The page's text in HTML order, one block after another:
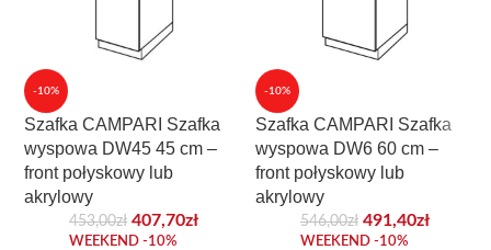
-10%
Szafka CAMPARI Szafka
wyspowa DW45 45 cm –
front połyskowy lub
akrylowy
453,00zł 407,70zł
WEEKEND -10%
-10%
Szafka CAMPARI Szafka
wyspowa DW6 60 cm –
front połyskowy lub
akrylowy
546,00zł 491,40zł
WEEKEND -10%